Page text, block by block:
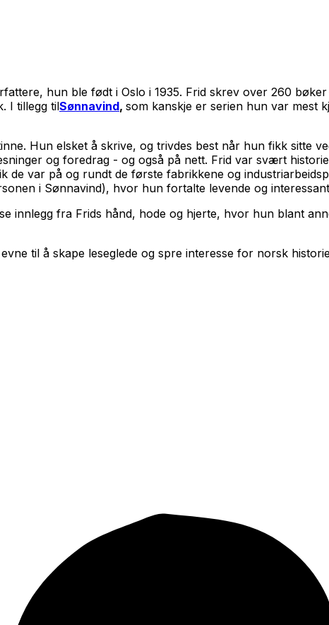
hun ble født i Oslo i 1935. Frid skrev over 260
I tillegg tilSønnavind, som kanskje er serien hun var mest
Hun elsket å skrive, og trivdes best når hun fikk sitte
og foredrag - og også på nett. Frid var svært
de var på og rundt de første fabrikkene og
i Sønnavind), hvor hun fortalte levende og
innlegg fra Frids hånd, hode og hjerte, hvor hun blant
til å skape leseglede og spre interesse for norsk